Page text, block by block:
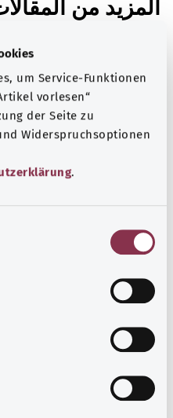
um Service-Funktionen
vorlesen“
der Seite zu
Widerspruchsoptionen
.
المزيد من
اضطرابات جسدية غير
يعاني العديد من الأشخاص
بسبب التوتر والنزاعات.